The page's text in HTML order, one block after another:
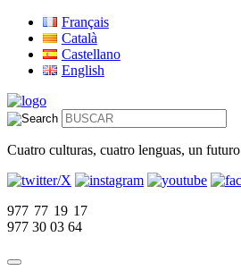
Français
Català
Castellano
English
Cuatro culturas, cuatro lenguas, un futuro
977 77 19 17
977 30 03 64